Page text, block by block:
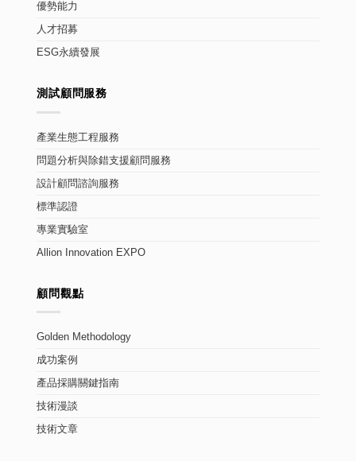
優勢能力
人才招募
ESG永續發展
測試顧問服務
產業生態工程服務
問題分析與除錯支援顧問服務
設計顧問諮詢服務
標準認證
專業實驗室
Allion Innovation EXPO
顧問觀點
Golden Methodology
成功案例
產品採購關鍵指南
技術漫談
技術文章